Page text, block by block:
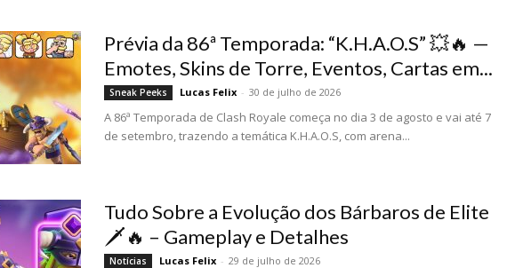
Prévia da 86ª Temporada: “K.H.A.O.S” 💥🔥 —
Emotes, Skins de Torre, Eventos, Cartas em...
Sneak Peeks Lucas Felix - 30 de julho de 2026
A 86ª Temporada de Clash Royale começa no dia 3 de agosto e vai até 7
de setembro, trazendo a temática K.H.A.O.S, com arena...
Tudo Sobre a Evolução dos Bárbaros de Elite
🗡️🔥 – Gameplay e Detalhes
Notícias Lucas Felix - 29 de julho de 2026